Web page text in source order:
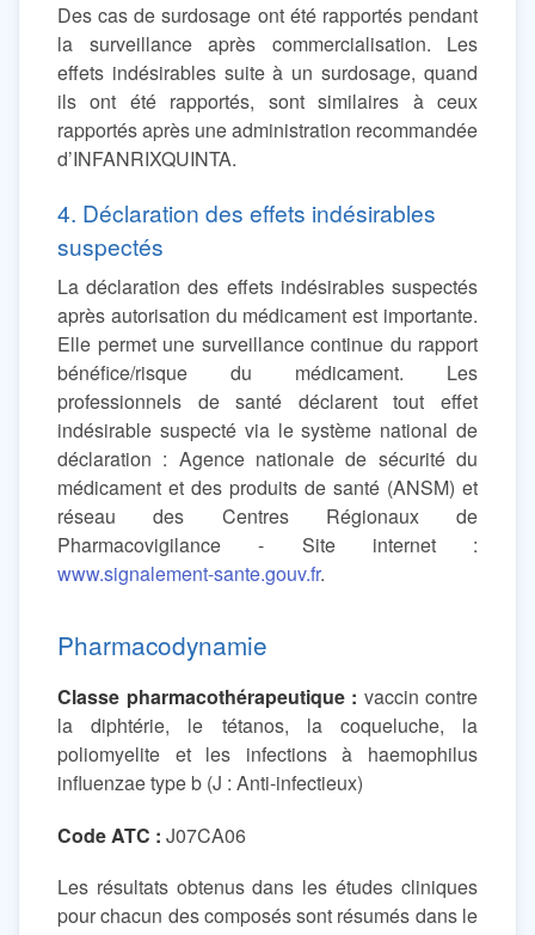
Des cas de surdosage ont été rapportés pendant
la surveillance après commercialisation. Les
effets indésirables suite à un surdosage, quand
ils ont été rapportés, sont similaires à ceux
rapportés après une administration recommandée
d’INFANRIXQUINTA.
4. Déclaration des effets indésirables
suspectés
La déclaration des effets indésirables suspectés
après autorisation du médicament est importante.
Elle permet une surveillance continue du rapport
bénéfice/risque du médicament. Les
professionnels de santé déclarent tout effet
indésirable suspecté via le système national de
déclaration : Agence nationale de sécurité du
médicament et des produits de santé (ANSM) et
réseau des Centres Régionaux de
Pharmacovigilance - Site internet :
www.signalement-sante.gouv.fr.
Pharmacodynamie
Classe pharmacothérapeutique : vaccin contre
la diphtérie, le tétanos, la coqueluche, la
poliomyelite et les infections à haemophilus
influenzae type b (J : Anti-infectieux)
Code ATC : J07CA06
Les résultats obtenus dans les études cliniques
pour chacun des composés sont résumés dans le